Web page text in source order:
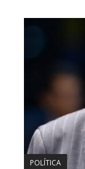
POLÍTICA